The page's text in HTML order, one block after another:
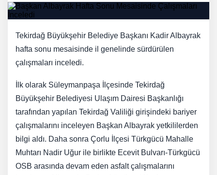
Tekirdağ Büyükşehir Belediye Başkanı Kadir Albayrak
hafta sonu mesaisinde il genelinde sürdürülen
çalışmaları inceledi.
İlk olarak Süleymanpaşa İlçesinde Tekirdağ
Büyükşehir Belediyesi Ulaşım Dairesi Başkanlığı
tarafından yapılan Tekirdağ Valiliği girişindeki bariyer
çalışmalarını inceleyen Başkan Albayrak yetkililerden
bilgi aldı. Daha sonra Çorlu İlçesi Türkgücü Mahalle
Muhtarı Nadir Uğur ile birlikte Ecevit Bulvarı-Türkgücü
OSB arasında devam eden asfalt çalışmalarını